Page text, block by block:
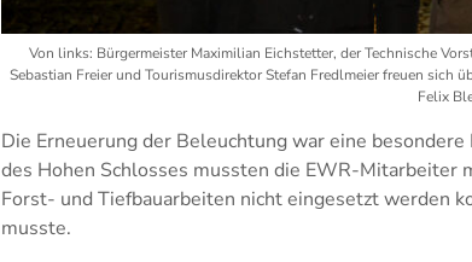
Von links: Bürgermeister Maximilian Eichstetter, der Technische
Sebastian Freier und Tourismusdirektor Stefan Fredlmeier freuen sich
Felix
Die Erneuerung der Beleuchtung war eine
des Hohen Schlosses mussten die EWR-Mitarbeiter
Forst- und Tiefbauarbeiten nicht eingesetzt werden
musste.